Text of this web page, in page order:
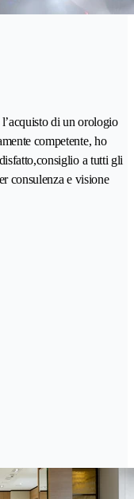
di un orologio
competente, ho
a tutti gli
consulenza e visione